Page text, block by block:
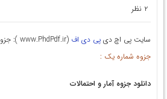
۲ نظر
سایت پی اچ دی پی دی اف (www.PhdPdf.ir ): جزوه آمار و احتمالات
جزوه شماره یک :
دانلود جزوه آمار و احتمالات